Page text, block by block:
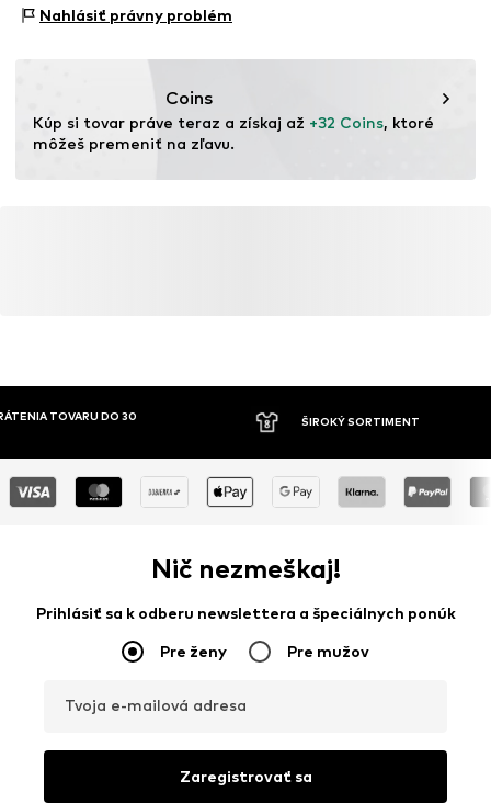
81379 München
Nahlásiť právny problém
Coins
Kúp si tovar práve teraz a získaj až +32 Coins, ktoré
môžeš premeniť na zľavu.
TOVARU DO 30 ŠIROKÝ SORTIMENT
Nič nezmeškaj!
Prihlásiť sa k odberu newslettera a špeciálnych ponúk
Pre ženy Pre mužov
Tvoja e-mailová adresa
Zaregistrovať sa